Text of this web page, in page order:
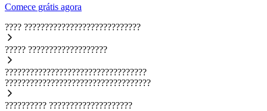
Comece grátis agora
???? ????????????????????????????
????? ???????????????????
??????????????????????????????????
???????????????????????????????????
?????????? ????????????????????